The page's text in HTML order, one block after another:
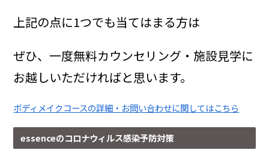
上記の点に1つでも当てはまる方は
ぜひ、一度無料カウンセリング・施設見学に
お越しいただければと思います。
ボディメイクコースの詳細・お問い合わせに関してはこちら
essenceのコロナウィルス感染予防対策